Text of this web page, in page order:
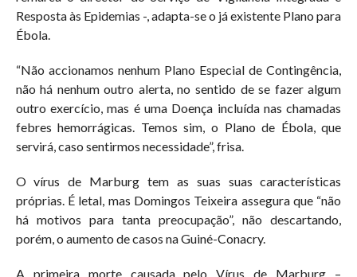
Resposta às Epidemias -, adapta-se o já existente Plano para
Ébola.
“Não accionamos nenhum Plano Especial de Contingência,
não há nenhum outro alerta, no sentido de se fazer algum
outro exercício, mas é uma Doença incluída nas chamadas
febres hemorrágicas. Temos sim, o Plano de Ébola, que
servirá, caso sentirmos necessidade”, frisa.
O vírus de Marburg tem as suas suas características
próprias. É letal, mas Domingos Teixeira assegura que “não
há motivos para tanta preocupação”, não descartando,
porém, o aumento de casos na Guiné-Conacry.
A primeira morte causada pelo Vírus de Marburg –